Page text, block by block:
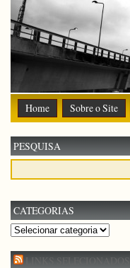
Home Sobre o Site
PESQUISA
CATEGORIAS
Categorias
LINKS SELECIONADOS